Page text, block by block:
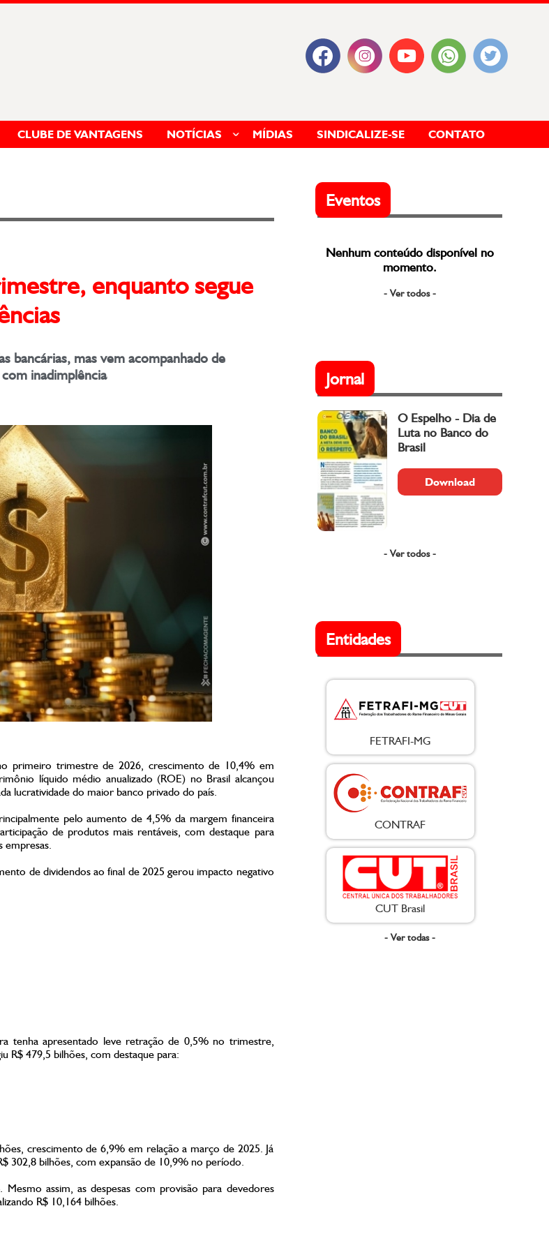
CLUBE DE VANTAGENS NOTÍCIAS MÍDIAS SINDICALIZE-SE CONTATO
enquanto segue
bancárias, mas vem acompanhado de
inadimplência
primeiro trimestre de 2026, crescimento de 10,4% em
líquido médio anualizado (ROE) no Brasil alcançou
lucratividade do maior banco privado do país.
pelo aumento de 4,5% da margem financeira
de produtos mais rentáveis, com destaque para
empresas.
de dividendos ao final de 2025 gerou impacto negativo
tenha apresentado leve retração de 0,5% no trimestre,
R$ 479,5 bilhões, com destaque para:
crescimento de 6,9% em relação a março de 2025. Já
302,8 bilhões, com expansão de 10,9% no período.
assim, as despesas com provisão para devedores
R$ 10,164 bilhões.
Eventos
Nenhum conteúdo disponível no
momento.
- Ver todos -
Jornal
O Espelho - Dia de
Luta no Banco do
Brasil
Download
- Ver todos -
Entidades
FETRAFI-MG
CONTRAF
CUT Brasil
- Ver todas -